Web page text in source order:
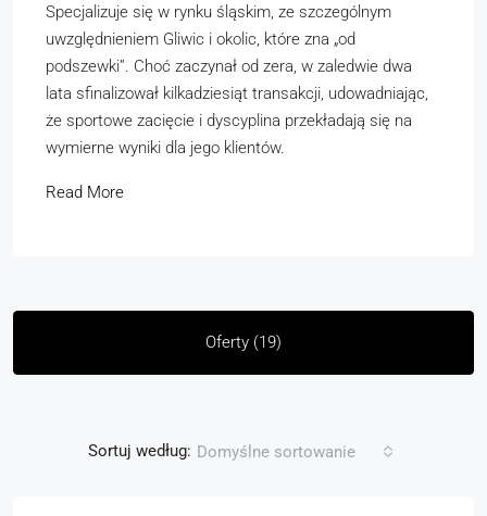
Specjalizuje się w rynku śląskim, ze szczególnym
uwzględnieniem Gliwic i okolic, które zna „od
podszewki”. Choć zaczynał od zera, w zaledwie dwa
lata sfinalizował kilkadziesiąt transakcji, udowadniając,
że sportowe zacięcie i dyscyplina przekładają się na
wymierne wyniki dla jego klientów.
Read More
Oferty (19)
Sortuj według: Domyślne sortowanie